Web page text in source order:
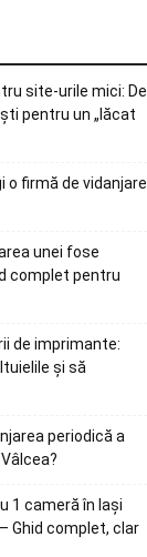
site-urile mici: De
pentru un „lăcat
o firmă de vidanjare
unei fose
complet pentru
de imprimante:
și să
periodică a
1 cameră în Iași
Ghid complet, clar